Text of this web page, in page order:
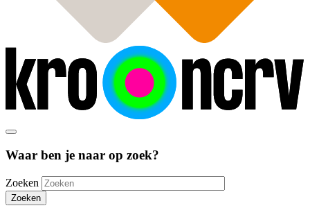
Waar ben je naar op zoek?
Zoeken
Zoeken